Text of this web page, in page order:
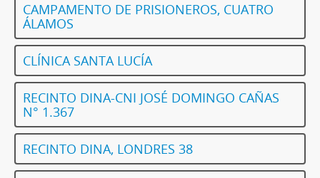
CAMPAMENTO DE PRISIONEROS, CUATRO
ÁLAMOS
CLÍNICA SANTA LUCÍA
RECINTO DINA-CNI JOSÉ DOMINGO CAÑAS
N° 1.367
RECINTO DINA, LONDRES 38